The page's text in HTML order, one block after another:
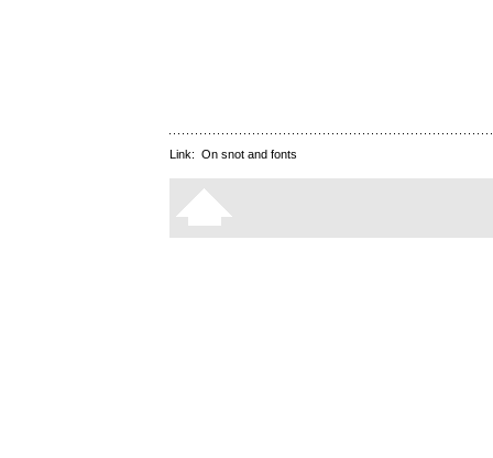
Link: On snot and fonts